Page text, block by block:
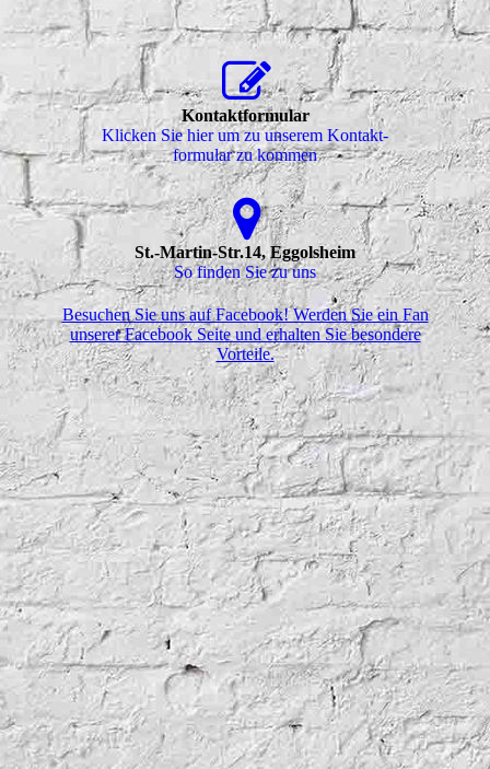
Kontaktformular
Klicken Sie hier um zu unserem Kon­takt­
for­mu­lar zu kommen
St.-Martin-Str.14, Eggolsheim
So finden Sie zu uns
Besuchen Sie uns auf Facebook! Werden Sie ein Fan
unserer Facebook Seite und erhalten Sie besondere
Vorteile.